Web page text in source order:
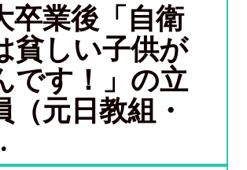
卒業後「自衛
貧しい子供が
です！」の立
（元日教組・